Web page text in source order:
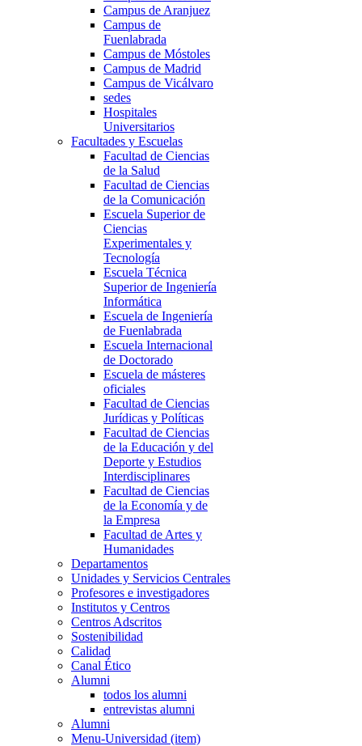
Campus de Aranjuez
Campus de
Fuenlabrada
Campus de Móstoles
Campus de Madrid
Campus de Vicálvaro
sedes
Hospitales
Universitarios
Facultades y Escuelas
Facultad de Ciencias
de la Salud
Facultad de Ciencias
de la Comunicación
Escuela Superior de
Ciencias
Experimentales y
Tecnología
Escuela Técnica
Superior de Ingeniería
Informática
Escuela de Ingeniería
de Fuenlabrada
Escuela Internacional
de Doctorado
Escuela de másteres
oficiales
Facultad de Ciencias
Jurídicas y Políticas
Facultad de Ciencias
de la Educación y del
Deporte y Estudios
Interdisciplinares
Facultad de Ciencias
de la Economía y de
la Empresa
Facultad de Artes y
Humanidades
Departamentos
Unidades y Servicios Centrales
Profesores e investigadores
Institutos y Centros
Centros Adscritos
Sostenibilidad
Calidad
Canal Ético
Alumni
todos los alumni
entrevistas alumni
Alumni
Menu-Universidad (item)